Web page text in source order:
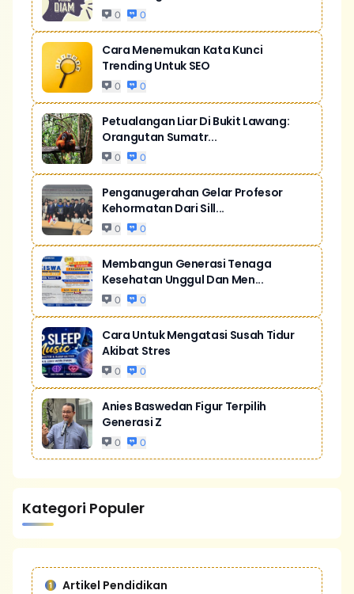
0 0
Cara Menemukan Kata Kunci
Trending Untuk SEO
0 0
Petualangan Liar Di Bukit Lawang:
Orangutan Sumatr...
0 0
Penganugerahan Gelar Profesor
Kehormatan Dari Sill...
0 0
Membangun Generasi Tenaga
Kesehatan Unggul Dan Men...
0 0
Cara Untuk Mengatasi Susah Tidur
Akibat Stres
0 0
Anies Baswedan Figur Terpilih
Generasi Z
0 0
Kategori Populer
Artikel Pendidikan